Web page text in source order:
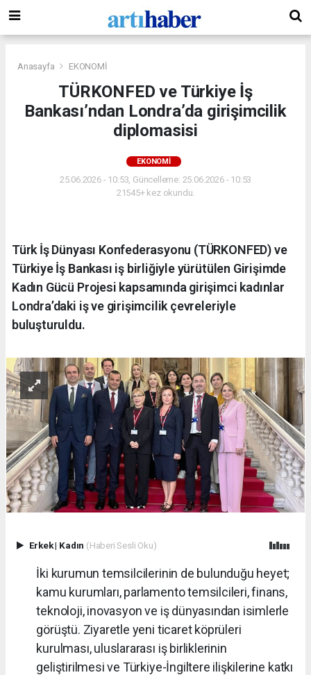
Anasayfa EKONOMİ
TÜRKONFED ve Türkiye İş
Bankası’ndan Londra’da girişimcilik
diplomasisi
EKONOMİ
25.06.2026 - 10:53, Güncelleme: 25.06.2026 - 10:53
21545+ kez okundu.
Türk İş Dünyası Konfederasyonu (TÜRKONFED) ve
Türkiye İş Bankası iş birliğiyle yürütülen Girişimde
Kadın Gücü Projesi kapsamında girişimci kadınlar
Londra’daki iş ve girişimcilik çevreleriyle
buluşturuldu.
Erkek| Kadın (Haberi Sesli Oku)
İki kurumun temsilcilerinin de bulunduğu heyet;
kamu kurumları, parlamento temsilcileri, finans,
teknoloji, inovasyon ve iş dünyasından isimlerle
görüştü. Ziyaretle yeni ticaret köprüleri
kurulması, uluslararası iş birliklerinin
geliştirilmesi ve Türkiye-İngiltere ilişkilerine katkı